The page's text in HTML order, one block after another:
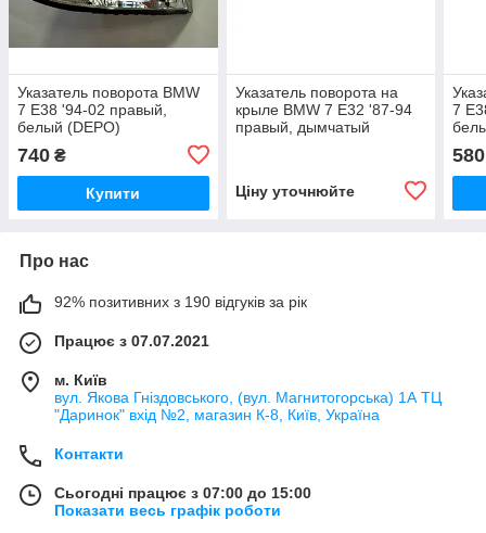
Указатель поворота BMW
7 E38 '94-02 правый,
белый (DEPO)
740 ₴
Купити
Указатель поворота на
крыле BMW 7 E32 '87-94
правый, дымчатый
Ціну уточнюйте
7
580
Про нас
92% позитивних з 190 відгуків за рік
Працює з 07.07.2021
м. Київ
вул. Якова Гніздовського, (вул. Магнитогорська) 1А ТЦ
"Даринок" вхід №2, магазин К-8, Київ, Україна
Контакти
Сьогодні працює з 07:00 до 15:00
Показати весь графік роботи